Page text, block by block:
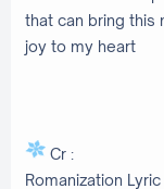
that can bring this
joy to my heart
Cr :
Romanization Lyric